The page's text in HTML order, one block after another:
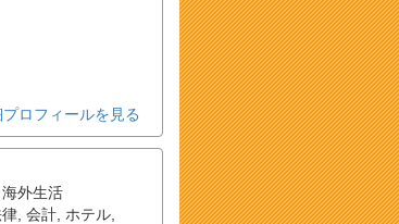
ロフィールを見る
海外生活
, 会計, ホテル,